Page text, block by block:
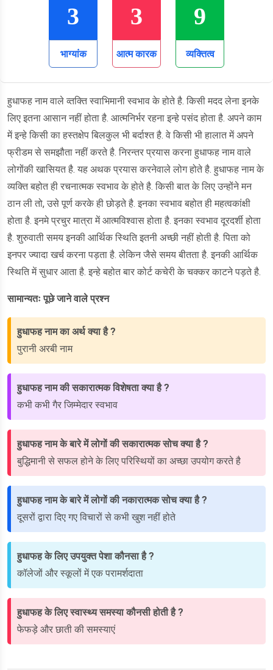
3
भाग्यांक
3
आत्म कारक
9
व्यक्तित्व
हुधाफह नाम वाले व्तक्ति स्वाभिमानी स्वभाव के होते है. किसी मदद लेना इनके
लिए इतना आसान नहीं होता है. आत्मनिर्भर रहना इन्हे पसंद होता है. अपने काम
में इन्हे किसी का हस्तक्षेप बिलकुल भी बर्दाश्त है. वे किसी भी हालात में अपने
फ्रीडम से समझौता नहीं करते है. निरन्तर प्रयास करना हुधाफह नाम वाले
लोगोंकी खासियत है. यह अथक प्रयास करनेवाले लोग होते है. हुधाफह नाम के
व्यक्ति बहोत ही रचनात्मक स्वभाव के होते है. किसी बात के लिए उन्होंने मन
ठान ली तो, उसे पूर्ण करके ही छोड़ते है. इनका स्वभाव बहोत ही महत्वकांक्षी
होता है. इनमे प्रचुर मात्रा में आत्मविश्वास होता है. इनका स्वभाव दूरदर्शी होता
है. शुरुवाती समय इनकी आर्थिक स्थिति इतनी अच्छी नहीं होती है. पिता को
इनपर ज्यादा खर्च करना पड़ता है. लेकिन जैसे समय बीतता है. इनकी आर्थिक
स्थिति में सुधार आता है. इन्हे बहोत बार कोर्ट कचेरी के चक्कर काटने पड़ते है.
सामान्यतः पूछे जाने वाले प्रश्न
हुधाफह नाम का अर्थ क्या है ?
पुरानी अरबी नाम
हुधाफह नाम की सकारात्मक विशेषता क्या है ?
कभी कभी गैर जिम्मेदार स्वभाव
हुधाफह नाम के बारे में लोगों की सकारात्मक सोच क्या है ?
बुद्धिमानी से सफल होने के लिए परिस्थियों का अच्छा उपयोग करते है
हुधाफह नाम के बारे में लोगों की नकारात्मक सोच क्या है ?
दूसरों द्वारा दिए गए विचारों से कभी खुश नहीं होते
हुधाफह के लिए उपयुक्त पेशा कौनसा है ?
कॉलेजों और स्कूलों में एक परामर्शदाता
हुधाफह के लिए स्वास्थ्य समस्या कौनसी होती है ?
फेफड़े और छाती की समस्याएं